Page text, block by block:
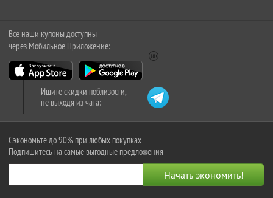
Все наши купоны доступны
через Мобильное Приложение:
Ищите скидки поблизости,
не выходя из чата:
Сэкономьте до 90% при любых покупках
Подпишитесь на самые выгодные предложения